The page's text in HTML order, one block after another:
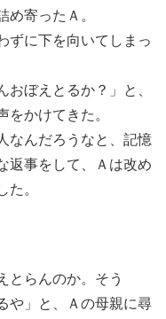
め寄ったＡ。
ずに下を向いてしまっ
おぼえとるか？」と、
かけてきた。
なんだろうなと、記憶
返事をして、Ａは改め
た。
とらんのか。そう
や」と、Ａの母親に尋